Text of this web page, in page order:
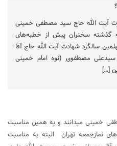
آیت الله حاج سید مصطفی خمینی
گذشته سخنران پیش از خطبه‌های
سالگرد شهادت آیت الله حاج آقا
مصطفوی (نوه امام خمینی
[…]
خمینی میدانند و به همین مناسبت
نمازجمعه تهران البته به مناسبت